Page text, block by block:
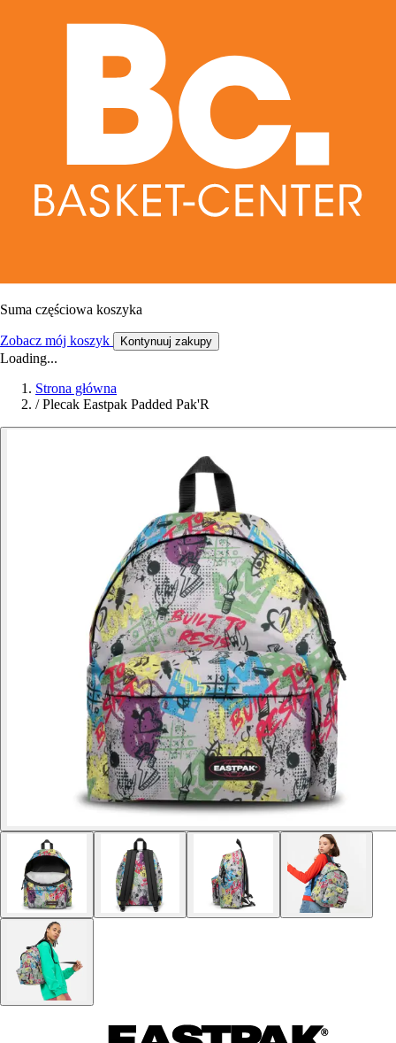
Suma częściowa koszyka
Zobacz mój koszyk Kontynuuj zakupy
Loading...
Strona główna
/ Plecak Eastpak Padded Pak'R